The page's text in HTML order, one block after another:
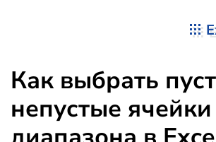
Как выбрать
непустые